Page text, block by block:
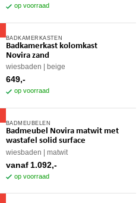
op voorraad
BADKAMERKASTEN
Badkamerkast kolomkast
Novira zand
wiesbaden beige
649,-
op voorraad
BADMEUBELEN
Badmeubel Novira matwit met
wastafel solid surface
wiesbaden matwit
vanaf 1.092,-
op voorraad
Dit
product
heeft
meerdere
variaties.